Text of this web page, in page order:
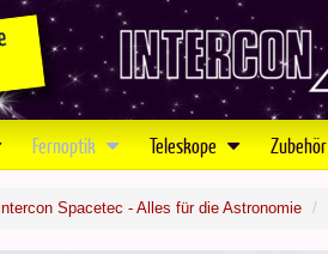
Fernoptik Teleskope Zubehör
Intercon Spacetec - Alles für die Astronomie